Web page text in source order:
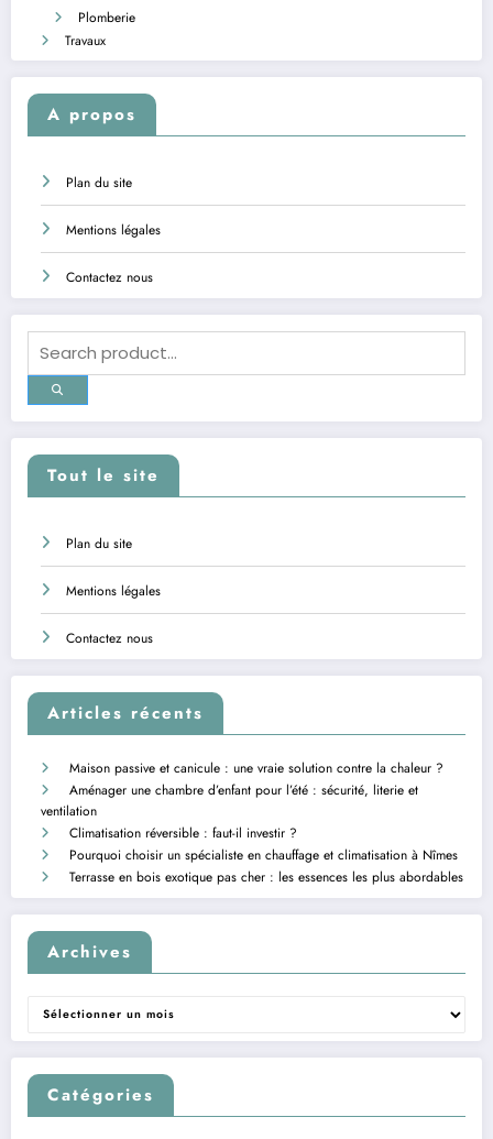
Plomberie
Travaux
A propos
Plan du site
Mentions légales
Contactez nous
Tout le site
Plan du site
Mentions légales
Contactez nous
Articles récents
Maison passive et canicule : une vraie solution contre la chaleur ?
Aménager une chambre d’enfant pour l’été : sécurité, literie et
ventilation
Climatisation réversible : faut-il investir ?
Pourquoi choisir un spécialiste en chauffage et climatisation à Nîmes
Terrasse en bois exotique pas cher : les essences les plus abordables
Archives
Archives
Catégories